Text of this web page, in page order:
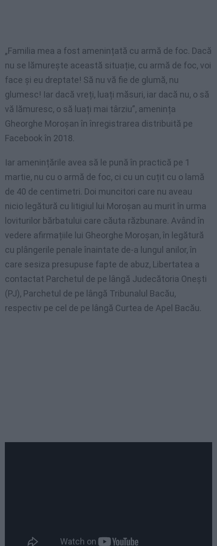
„Familia mea a fost amenințată cu armă de foc. Dacă
nu se lămurește această situație, cu armă de foc, voi
face și eu dreptate! Să nu vă fie de glumă, nu
glumesc! Iar dacă vreți, luați măsuri, iar dacă nu, o să
vă lămuresc, o să luați mai târziu”, amenința
Gheorghe Moroșan în înregistrarea distribuită pe
Facebook în 2018.
Iar amenințările avea să le pună în practică pe 1
martie, nu cu o armă de foc, ci cu un cuțit cu o lamă
de 40 de centimetri. Doi muncitori care nu aveau
nicio legătură cu litigiul lui Moroșan au murit în urma
loviturilor bărbatului care căuta răzbunare. Având în
vedere afirmațiile lui Gheorghe Moroșan, în legătură
cu plângerile penale înaintate de-a lungul anilor, în
care sesiza presupuse fapte de abuz, Libertatea a
contactat Parchetul de pe lângă Judecătoria Onești
(PJ), Parchetul de pe lângă Tribunalul Bacău,
respectiv pe cel de pe lângă Curtea de Apel Bacău.